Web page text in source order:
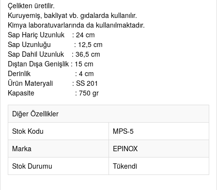
Çelikten üretilir.
Kuruyemiş, bakliyat vb. gıdalarda kullanılır.
Kimya laboratuvarlarında da kullanılmaktadır.
Sap Hariç Uzunluk : 24 cm
Sap Uzunluğu : 12,5 cm
Sap Dahil Uzunluk : 36,5 cm
Dıştan Dışa Genişlik : 15 cm
Derinlik : 4 cm
Ürün Materyali : SS 201
Kapasite : 750 gr
Diğer Özellikler
Stok Kodu
MPS-5
Marka
EPINOX
Stok Durumu
Tükendi